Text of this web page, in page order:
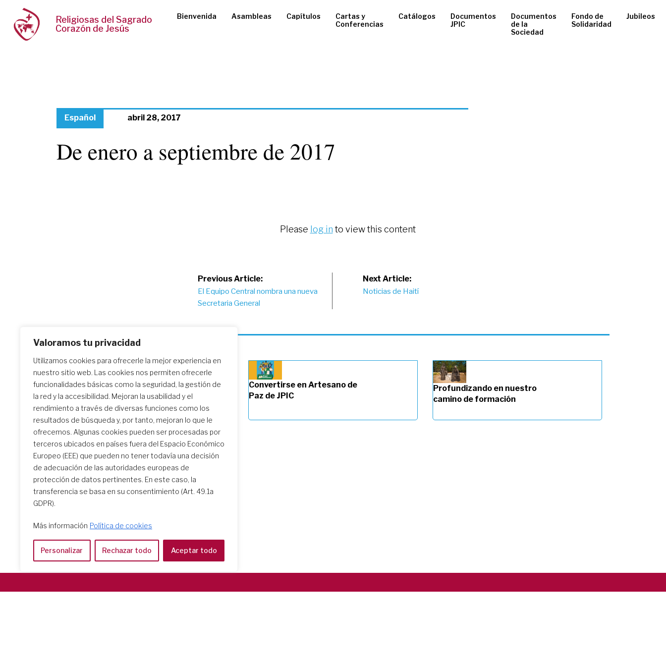
Valoramos tu privacidad
Utilizamos cookies para ofrecerle la mejor experiencia en
nuestro sitio web. Las cookies nos permiten ofrecerle
funcionalidades básicas como la seguridad, la gestión de
la red y la accesibilidad. Mejoran la usabilidad y el
rendimiento a través de diversas funciones como los
resultados de búsqueda y, por tanto, mejoran lo que le
ofrecemos. Algunas cookies pueden ser procesadas por
terceros ubicados en países fuera del Espacio Económico
Europeo (EEE) que pueden no tener todavía una decisión
de adecuación de las autoridades europeas de
protección de datos pertinentes. En este caso, la
transferencia se basa en su consentimiento (Art. 49.1a
GDPR).
Más información Política de cookies
Personalizar Rechazar todo Aceptar todo
Religiosas del Sagrado
Corazón de Jesús
Bienvenida Asambleas Capítulos
Cartas y
Conferencias
Catálogos
Documentos
JPIC
Documentos
de la
Sociedad
Fondo de
Solidaridad
Jubileos
Español abril 28, 2017
De enero a septiembre de 2017
Please log in to view this content
Post
navigation
Previous Article:
El Equipo Central nombra una nueva
Secretaria General
Next Article:
Noticias de Haití
Similar Posts
El encuentro de formación
inicial: un camino
transformador
Convertirse en Artesano de
Paz de JPIC
Profundizando en nuestro
camino de formación